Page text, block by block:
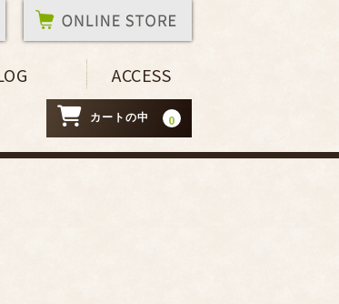
ACCESS
カートの中 0